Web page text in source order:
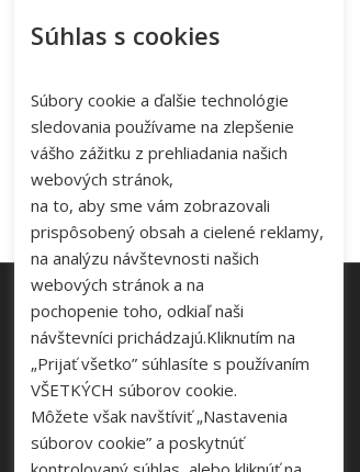
KONTAKT
Tel: +421 48 645 40 35
e-mail:novakova@zelpo.sk
Súhlas s cookies
Súbory cookie a ďalšie technológie
sledovania používame na zlepšenie
vášho zážitku z prehliadania našich
webových stránok,
na to, aby sme vám zobrazovali
prispôsobený obsah a cielené reklamy,
na analýzu návštevnosti našich
webových stránok a na
pochopenie toho, odkiaľ naši
návštevníci prichádzajú.Kliknutím na
„Prijať všetko” súhlasíte s používaním
VŠETKÝCH súborov cookie.
Môžete však navštíviť „Nastavenia
súborov cookie” a poskytnúť